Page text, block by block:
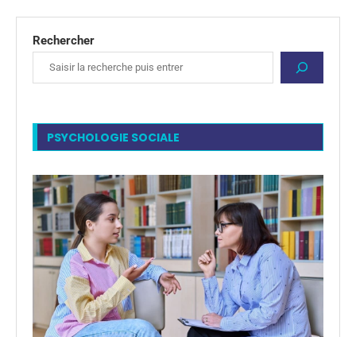
Rechercher
PSYCHOLOGIE SOCIALE